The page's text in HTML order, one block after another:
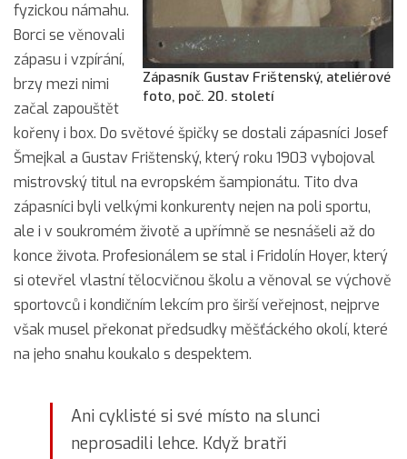
Zápasník Gustav Frištenský, ateliérové
foto, poč. 20. století
fyzickou námahu.
Borci se věnovali
zápasu i vzpírání,
brzy mezi nimi
začal zapouštět
kořeny i box. Do světové špičky se dostali zápasníci Josef
Šmejkal a Gustav Frištenský, který roku 1903 vybojoval
mistrovský titul na evropském šampionátu. Tito dva
zápasníci byli velkými konkurenty nejen na poli sportu,
ale i v soukromém životě a upřímně se nesnášeli až do
konce života. Profesionálem se stal i Fridolín Hoyer, který
si otevřel vlastní tělocvičnou školu a věnoval se výchově
sportovců i kondičním lekcím pro širší veřejnost, nejprve
však musel překonat předsudky měšťáckého okolí, které
na jeho snahu koukalo s despektem.
Ani cyklisté si své místo na slunci
neprosadili lehce. Když bratři